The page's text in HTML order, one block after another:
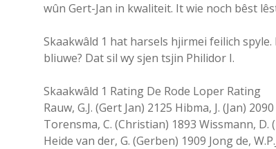
wûn Gert-Jan in kwaliteit. It wie noch bêst
Skaakwâld 1 hat harsels hjirmei feilich
bliuwe? Dat sil wy sjen tsjin Philidor I.
Skaakwâld 1 Rating De Rode Loper Rating
Rauw, G.J. (Gert Jan) 2125 Hibma, J. (Jan)
Torensma, C. (Christian) 1893 Wissmann, D.
Heide van der, G. (Gerben) 1909 Jong de,